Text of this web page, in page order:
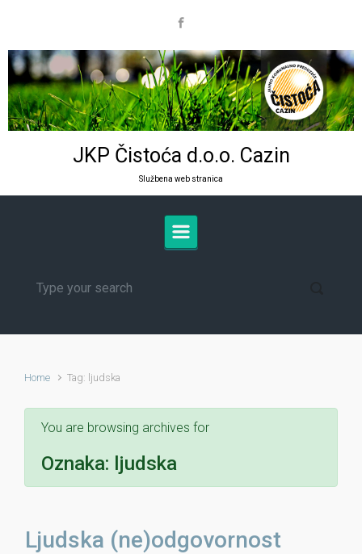
JKP Čistoća d.o.o. Cazin
Službena web stranica
Home Tag: ljudska
You are browsing archives for
Oznaka: ljudska
Ljudska (ne)odgovornost